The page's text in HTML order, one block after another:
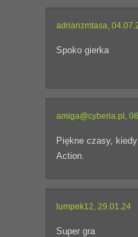
adrianzmtasa,
Spoko gierka
amiga@cyberia.pl,
Piękne czasy,
Action.
lumpek12, 29.01.24
Super gra